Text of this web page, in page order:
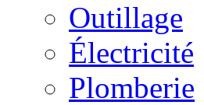
Outillage
Électricité
Plomberie